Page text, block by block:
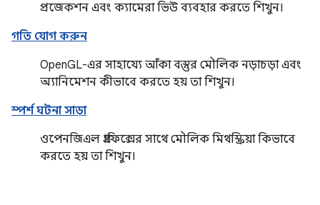
প্রজেকশন এবং ক্যামেরা ভিউ ব্যবহার করতে শিখুন।
গতি যোগ করুন
OpenGL-এর সাহায্যে আঁকা বস্তুর মৌলিক নড়াচড়া এবং
অ্যানিমেশন কীভাবে করতে হয় তা শিখুন।
স্পর্শ ঘটনা সাড়া
ওপেনজিএল গ্রাফিক্সের সাথে মৌলিক মিথস্ক্রিয়া কিভাবে
করতে হয় তা শিখুন।